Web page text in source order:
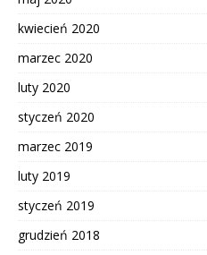
kwiecień 2020
marzec 2020
luty 2020
styczeń 2020
marzec 2019
luty 2019
styczeń 2019
grudzień 2018